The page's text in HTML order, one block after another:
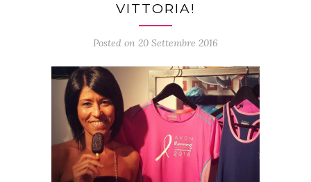
VITTORIA!
Posted on 20 Settembre 2016